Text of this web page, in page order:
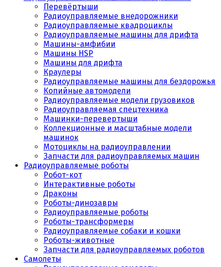
Перевёртыши
Радиоуправляемые внедорожники
Радиоуправляемые квадроциклы
Радиоуправляемые машины для дрифта
Машины-амфибии
Машины HSP
Машины для дрифта
Краулеры
Радиоуправляемые машины для бездорожья
Копийные автомодели
Радиоуправляемые модели грузовиков
Радиоуправляемая спецтехника
Машинки-перевертыши
Коллекционные и масштабные модели
машинок
Мотоциклы на радиоуправлении
Запчасти для радиоуправляемых машин
Радиоуправляемые роботы
Робот-кот
Интерактивные роботы
Драконы
Роботы-динозавры
Радиоуправляемые роботы
Роботы-трансформеры
Радиоуправляемые собаки и кошки
Роботы-животные
Запчасти для радиоуправляемых роботов
Самолеты